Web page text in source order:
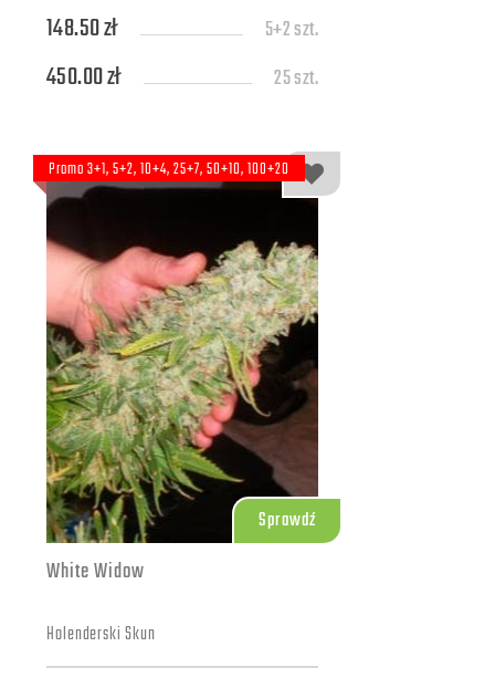
148.50 zł 5+2 szt.
450.00 zł 25 szt.
Promo 3+1, 5+2, 10+4, 25+7, 50+10, 100+20
Sprawdź
White Widow
Holenderski Skun